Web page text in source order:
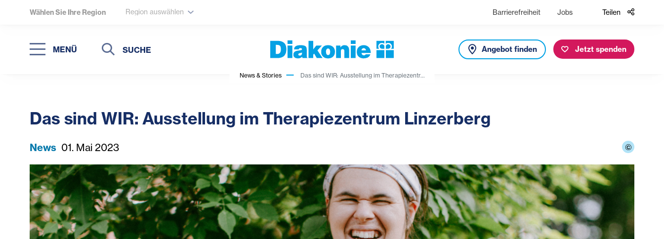
Wählen Sie Ihre Region Region auswählen Barrierefreiheit Jobs Teilen
MENÜ
Suche
Suche
Angebot finden Jetzt spenden
News & Stories Das sind WIR: Ausstellung im Therapiezentr...
Das sind WIR: Ausstellung im Therapiezentrum Linzerberg
News 01. Mai 2023 ©